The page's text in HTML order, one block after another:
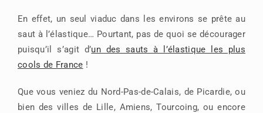
En effet, un seul viaduc dans les environs se prête au
saut à l’élastique… Pourtant, pas de quoi se décourager
puisqu’il s’agit d’un des sauts à l’élastique les plus
cools de France !
Que vous veniez du Nord-Pas-de-Calais, de Picardie, ou
bien des villes de Lille, Amiens, Tourcoing, ou encore